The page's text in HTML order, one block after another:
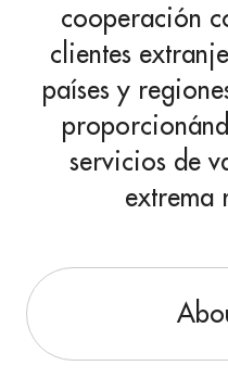
cooperación
clientes
países y
servicios de
extrema
Abo